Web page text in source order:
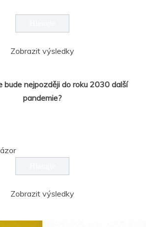
Zobrazit výsledky
bude nejpozději do roku 2030 další
pandemie?
Zobrazit výsledky